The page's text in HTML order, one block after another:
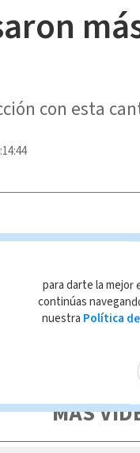
con esta
contenido de esta
conformidad con las
MÁS
para darte la mejor
continúas
nuestra Política